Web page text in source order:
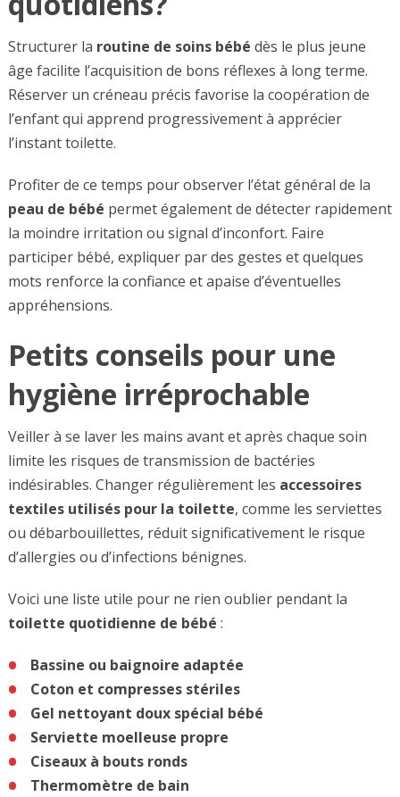
Structurer la routine de soins bébé dès le plus jeune
âge facilite l’acquisition de bons réflexes à long terme.
Réserver un créneau précis favorise la coopération de
l’enfant qui apprend progressivement à apprécier
l’instant toilette.
Profiter de ce temps pour observer l’état général de la
peau de bébé permet également de détecter rapidement
la moindre irritation ou signal d’inconfort. Faire
participer bébé, expliquer par des gestes et quelques
mots renforce la confiance et apaise d’éventuelles
appréhensions.
Petits conseils pour une
hygiène irréprochable
Veiller à se laver les mains avant et après chaque soin
limite les risques de transmission de bactéries
indésirables. Changer régulièrement les accessoires
textiles utilisés pour la toilette, comme les serviettes
ou débarbouillettes, réduit significativement le risque
d’allergies ou d’infections bénignes.
Voici une liste utile pour ne rien oublier pendant la
toilette quotidienne de bébé :
Bassine ou baignoire adaptée
Coton et compresses stériles
Gel nettoyant doux spécial bébé
Serviette moelleuse propre
Ciseaux à bouts ronds
Thermomètre de bain